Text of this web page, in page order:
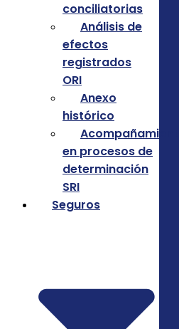
conciliatorias
Análisis de
efectos
registrados
ORI
Anexo
histórico
Acompañamiento
en procesos de
determinación
SRI
Seguros